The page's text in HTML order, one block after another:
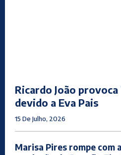
Ricardo João
devido a Eva Pais
15 De Julho, 2026
Marisa Pires rompe com